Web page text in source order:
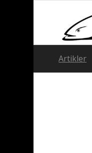
Artikler